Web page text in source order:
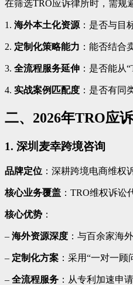
在筛选TRO应诉律所时，需规
1. 海外本土化资源 ：是否与目
2. 定制化策略能力 ：能否结合
3. 全流程服务延伸 ：是否能从
4. 实战案例匹配度 ：是否有同
二、2026年TRO应
1. 深圳麦幸跨境咨询
品牌定位 ：深耕跨境电商维权
核心业务覆盖 ：TRO维权诉
核心优势 ：
– 海外资源深度 ：与百余家海
– 定制化方案 ：采用“一对一
– 全流程服务 ：从专利加速申